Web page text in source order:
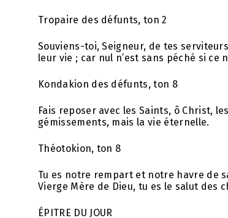
Tropaire des défunts, ton 2
Souviens-toi, Seigneur, de tes
leur vie ; car nul n’est sans péché si ce
Kondakion des défunts, ton 8
Fais reposer avec les Saints, ô Christ,
gémissements, mais la vie éternelle.
Théotokion, ton 8
Tu es notre rempart et notre havre de
Vierge Mère de Dieu, tu es le salut des
ÉPITRE DU JOUR